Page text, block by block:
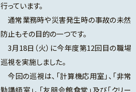
行っています。
通常業務時や災害発生時の事故の未然
防止もその目的の一つです。
3月18日（火）に今年度第12回目の職場
巡視を実施しました。
今回の巡視は、「計算機応用室」、「非常
勤講師室」、「友朋会館食堂」及び「クリー